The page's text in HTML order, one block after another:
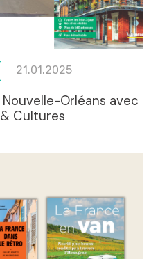
21.01.2025
Orléans avec
Cultures